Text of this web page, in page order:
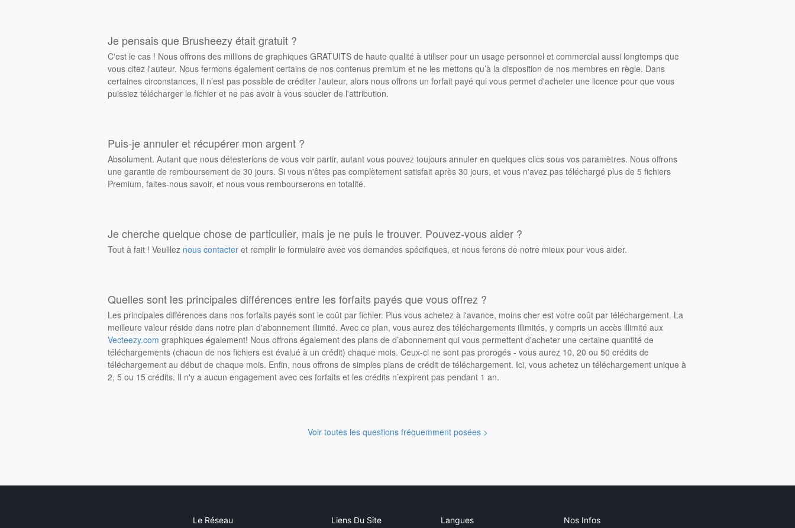
Je pensais que Brusheezy était gratuit ?
C'est le cas ! Nous offrons des millions de graphiques GRATUITS de haute qualité à utiliser pour un usage personnel et commercial aussi longtemps que
vous citez l'auteur. Nous fermons également certains de nos contenus premium et ne les mettons qu’à la disposition de nos membres en règle. Dans
certaines circonstances, il n’est pas possible de créditer l'auteur, alors nous offrons un forfait payé qui vous permet d'acheter une licence pour que vous
puissiez télécharger le fichier et ne pas avoir à vous soucier de l'attribution.
Puis-je annuler et récupérer mon argent ?
Absolument. Autant que nous détesterions de vous voir partir, autant vous pouvez toujours annuler en quelques clics sous vos paramètres. Nous offrons
une garantie de remboursement de 30 jours. Si vous n'êtes pas complètement satisfait après 30 jours, et vous n'avez pas téléchargé plus de 5 fichiers
Premium, faites-nous savoir, et nous vous rembourserons en totalité.
Je cherche quelque chose de particulier, mais je ne puis le trouver. Pouvez-vous aider ?
Tout à fait ! Veuillez nous contacter et remplir le formulaire avec vos demandes spécifiques, et nous ferons de notre mieux pour vous aider.
Quelles sont les principales différences entre les forfaits payés que vous offrez ?
Les principales différences dans nos forfaits payés sont le coût par fichier. Plus vous achetez à l'avance, moins cher est votre coût par téléchargement. La
meilleure valeur réside dans notre plan d'abonnement illimité. Avec ce plan, vous aurez des téléchargements illimités, y compris un accès illimité aux
Vecteezy.com graphiques également! Nous offrons également des plans de d’abonnement qui vous permettent d'acheter une certaine quantité de
téléchargements (chacun de nos fichiers est évalué à un crédit) chaque mois. Ceux-ci ne sont pas prorogés - vous aurez 10, 20 ou 50 crédits de
téléchargement au début de chaque mois. Enfin, nous offrons de simples plans de crédit de téléchargement. Ici, vous achetez un téléchargement unique à
2, 5 ou 15 crédits. Il n'y a aucun engagement avec ces forfaits et les crédits n’expirent pas pendant 1 an.
Voir toutes les questions fréquemment posées >
Le Réseau Liens Du Site Langues Nos Infos